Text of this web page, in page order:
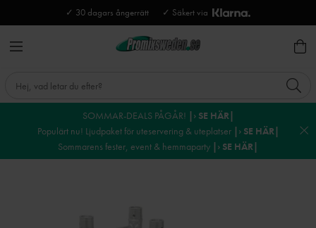
✓ 30 dagars ångerrätt ✓ Säkert via
SOMMAR-DEALS PÅGÅR! |› SE HÄR|
Populärt nu! Ljudpaket för uteservering & uteplatser |› SE HÄR|
Sommarens fester, event & hemmaparty |› SE HÄR|